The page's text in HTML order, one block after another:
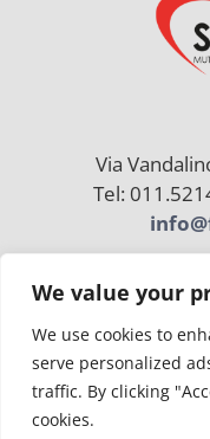
We value your
We use cookies to
serve personalized
traffic. By clicking
cookies.
Via
Tel:
Cerca
per: